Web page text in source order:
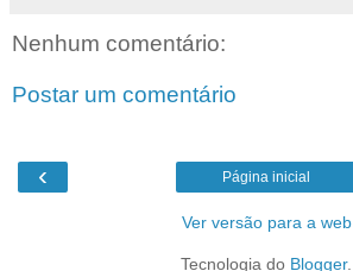
Nenhum comentário:
Postar um comentário
‹ Página inicial
Ver versão para a web
Tecnologia do Blogger.